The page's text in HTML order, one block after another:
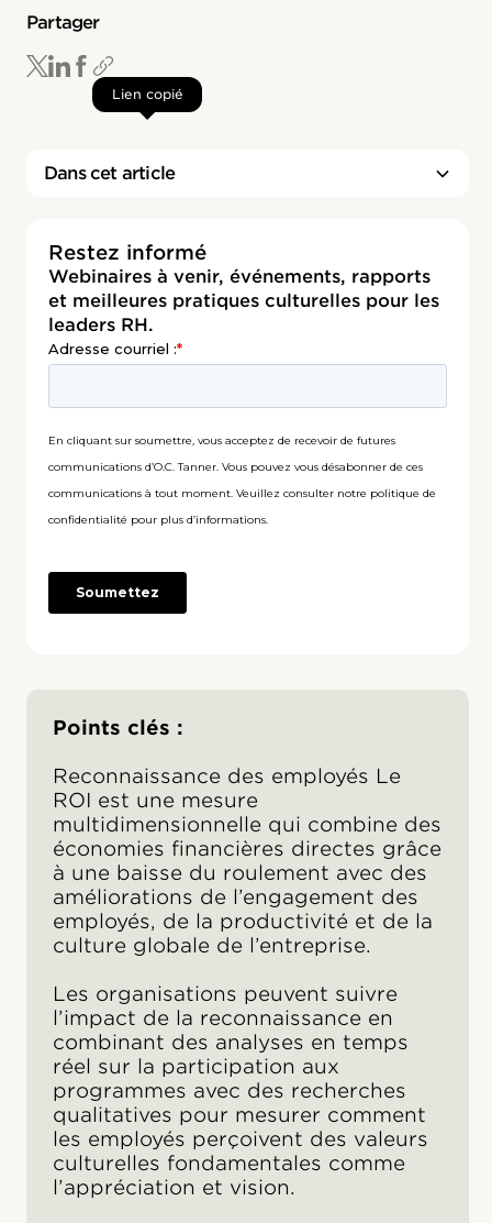
Partager
Lien copié
Dans cet article
Restez informé
Webinaires à venir, événements, rapports
et meilleures pratiques culturelles pour les
leaders RH.
Points clés :
Reconnaissance des employés Le
ROI est une mesure
multidimensionnelle qui combine des
économies financières directes grâce
à une baisse du roulement avec des
améliorations de l’engagement des
employés, de la productivité et de la
culture globale de l’entreprise.
Les organisations peuvent suivre
l’impact de la reconnaissance en
combinant des analyses en temps
réel sur la participation aux
programmes avec des recherches
qualitatives pour mesurer comment
les employés perçoivent des valeurs
culturelles fondamentales comme
l’appréciation et vision.